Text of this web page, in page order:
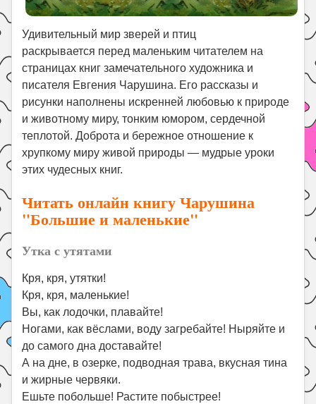
Удивительный мир зверей и птиц
раскрывается перед маленьким читателем на
страницах книг замечательного художника и
писателя Евгения Чарушина. Его рассказы и
рисунки наполнены искренней любовью к природе
и животному миру, тонким юмором, сердечной
теплотой. Доброта и бережное отношение к
хрупкому миру живой природы — мудрые уроки
этих чудесных книг.
Читать онлайн книгу Чарушина
"Большие и маленькие"
Утка с утятами
Кря, кря, утятки!
Кря, кря, маленькие!
Вы, как лодочки, плавайте!
Ногами, как вёслами, воду загребайте! Ныряйте и
до самого дна доставайте!
А на дне, в озерке, подводная трава, вкусная тина
и жирные червяки.
Ешьте побольше! Растите побыстрее!